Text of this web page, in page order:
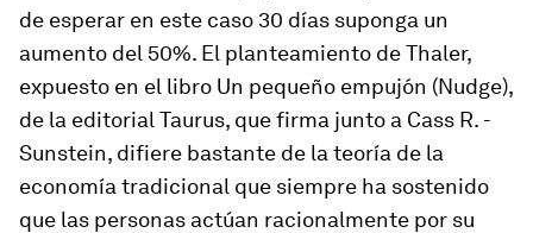
de esperar en este caso 30 días suponga un
aumento del 50%. El planteamiento de Thaler,
expuesto en el libro Un pequeño empujón (Nudge),
de la editorial Taurus, que firma junto a Cass R. ­
Sunstein, difiere bastante de la teoría de la
economía tradicional que siempre ha sostenido
que las personas actúan racionalmente por su